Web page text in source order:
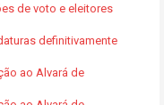
de voto e eleitores
definitivamente
ao Alvará de